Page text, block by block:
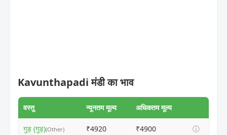
Kavunthapadi मंडी का भाव
वस्तु न्यूनतम मूल्य अधिकतम मूल्य
गुड़ (गुड़)(Other) ₹4920 ₹4900 ⓘ